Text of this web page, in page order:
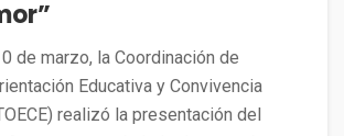
de marzo, la Coordinación de
Educativa y Convivencia
realizó la presentación del